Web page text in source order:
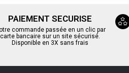
PAIEMENT SECURISE
commande passée en un clic par
carte bancaire sur un site sécurisé.
Disponible en 3X sans frais